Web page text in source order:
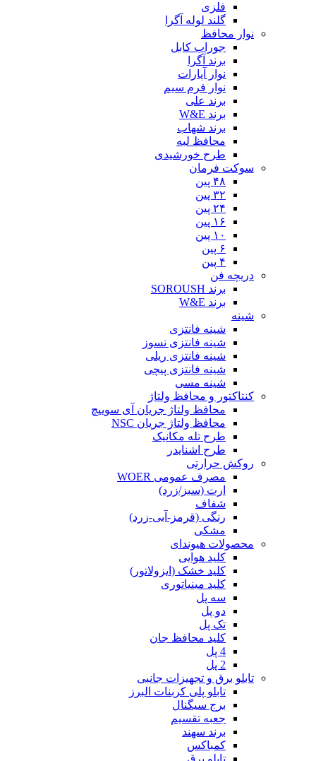
فلزی
گلند لوله آگرا
نوار محافظ
جوراب کابل
برند آگرا
نوار آپارات
نوار فرم سیم
برند علی
برند W&E
برند شهاب
محافظ لبه
طرح خورشیدی
سوکت فرمان
۴۸ پین
۳۲ پین
۲۴ پین
۱۶ پین
۱۰ پین
۶ پین
۴ پین
دریچه فن
برند SOROUSH
برند W&E
شینه
شینه فانتزی
شینه فانتزی نسوز
شینه فانتزی ریلی
شینه فانتزی پیچی
شینه مسی
کنتاکتور و محافظ ولتاژ
محافظ ولتاژ جریان آی سوییچ
محافظ ولتاژ جریان NSC
طرح تله مکانیک
طرح اشنایدر
روکش حرارتی
مصرف عمومی WOER
ارت (سبز/زرد)
شفاف
رنگی (قرمز-آبی-زرد)
مشکی
محصولات هیوندای
کلید هوایی
کلید خشک (ایزولاتور)
کلید مینیاتوری
سه پل
دو پل
تک پل
کلید محافظ جان
4 پل
2 پل
تابلو برق و تجهیزات جانبی
تابلو پلی کربنات البرز
برج سیگنال
جعبه تقسیم
برند سهند
کمباکس